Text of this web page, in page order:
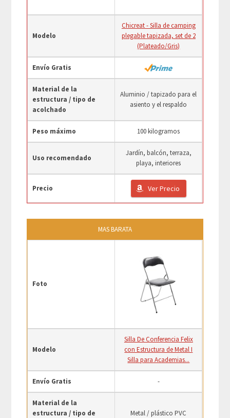
Modelo
Chicreat - Silla de camping
plegable tapizada, set de 2
(Plateado/Gris)
Envío Gratis
Material de la
estructura / tipo de
acolchado
Aluminio / tapizado para el
asiento y el respaldo
Peso máximo 100 kilogramos
Uso recomendado
Jardín, balcón, terraza,
playa, interiores
Precio Ver Precio
MAS BARATA
Foto
Modelo
Silla De Conferencia Felix
con Estructura de Metal I
Silla para Academias...
Envío Gratis -
Material de la
estructura / tipo de
Metal / plástico PVC